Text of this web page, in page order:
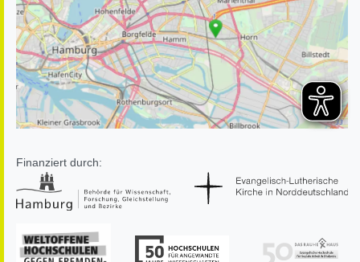
Finanziert durch: